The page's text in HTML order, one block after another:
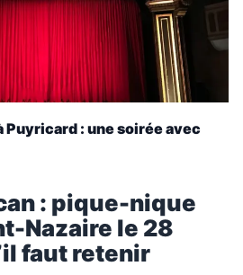
Puyricard : une soirée avec
: pique-nique
Nazaire le 28
faut retenir